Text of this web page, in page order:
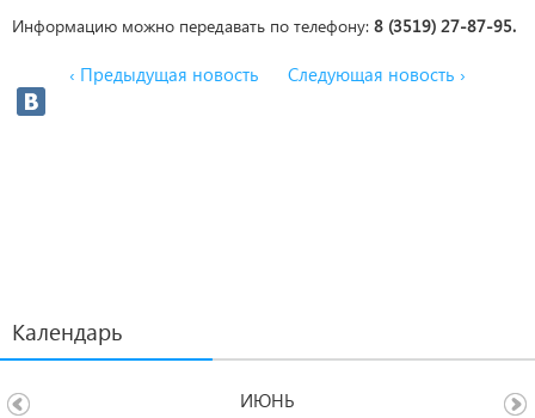
Информацию можно передавать по телефону: 8 (3519) 27-87-95.
‹ Предыдущая новость Следующая новость ›
Календарь
ИЮНЬ